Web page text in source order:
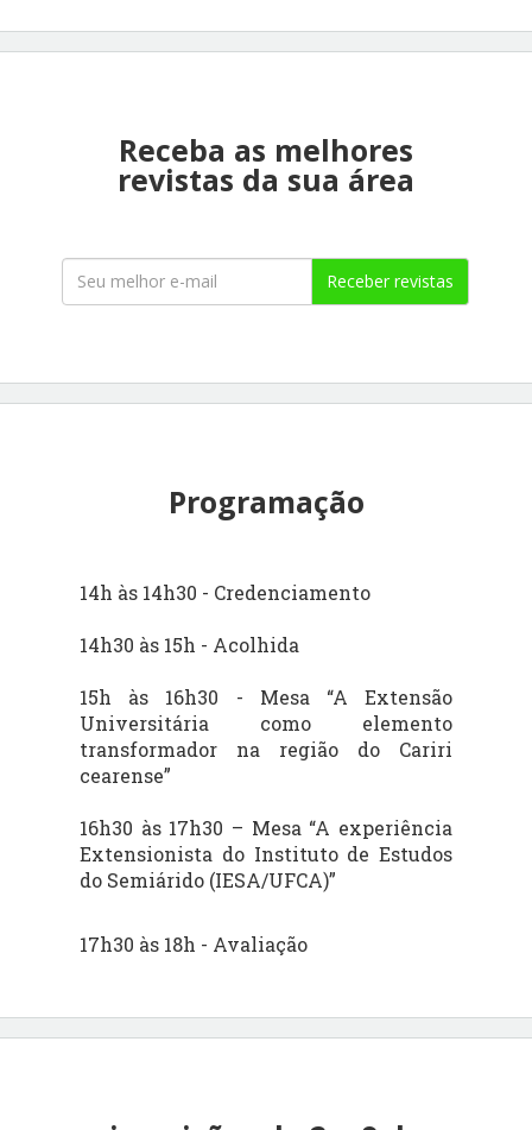
Receba as melhores
revistas da sua área
Receber revistas
Programação
14h às 14h30 - Credenciamento
14h30 às 15h - Acolhida
15h às 16h30 - Mesa “A Extensão
Universitária como elemento
transformador na região do Cariri
cearense”
16h30 às 17h30 – Mesa “A experiência
Extensionista do Instituto de Estudos
do Semiárido (IESA/UFCA)”
17h30 às 18h - Avaliação